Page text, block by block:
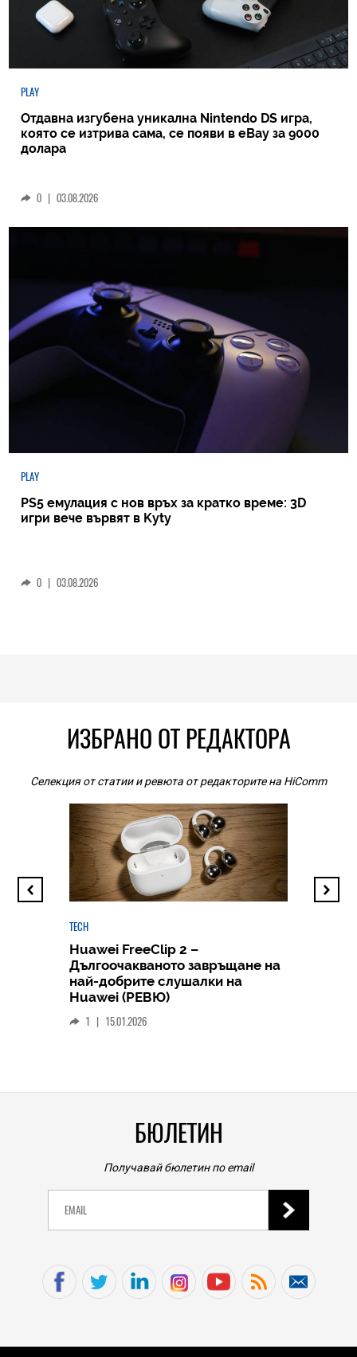
PLAY
Отдавна изгубена уникална Nintendo DS игра,
която се изтрива сама, се появи в eBay за 9000
долара
0 | 03.08.2026
PLAY
PS5 емулация с нов връх за кратко време: 3D
игри вече вървят в Kyty
0 | 03.08.2026
ИЗБРАНО ОТ РЕДАКТОРА
Селекция от статии и ревюта от редакторите на HiComm
TECH
Huawei FreeClip 2 –
Дългоочакваното завръщане на
най-добрите слушалки на
Huawei (РЕВЮ)
1 | 15.01.2026
БЮЛЕТИН
Получавай бюлетин по email